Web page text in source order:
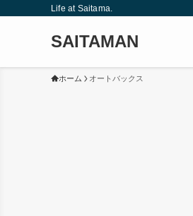
Life at Saitama.
SAITAMAN
ホーム オートバックス